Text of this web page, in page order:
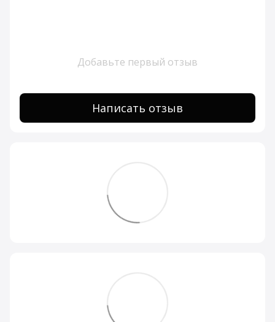
Добавьте первый отзыв
Написать отзыв